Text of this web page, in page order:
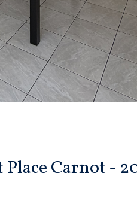
Carnot -